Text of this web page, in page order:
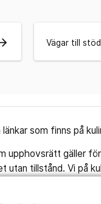
Vägar till stöd
länkar som finns på
upphovsrätt gäller
utan tillstånd. Vi på